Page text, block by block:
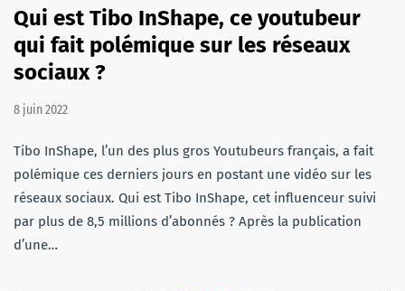
Qui est Tibo InShape, ce youtubeur
qui fait polémique sur les réseaux
sociaux ?
8 juin 2022
Tibo InShape, l’un des plus gros Youtubeurs français, a fait
polémique ces derniers jours en postant une vidéo sur les
réseaux sociaux. Qui est Tibo InShape, cet influenceur suivi
par plus de 8,5 millions d’abonnés ? Après la publication
d’une…